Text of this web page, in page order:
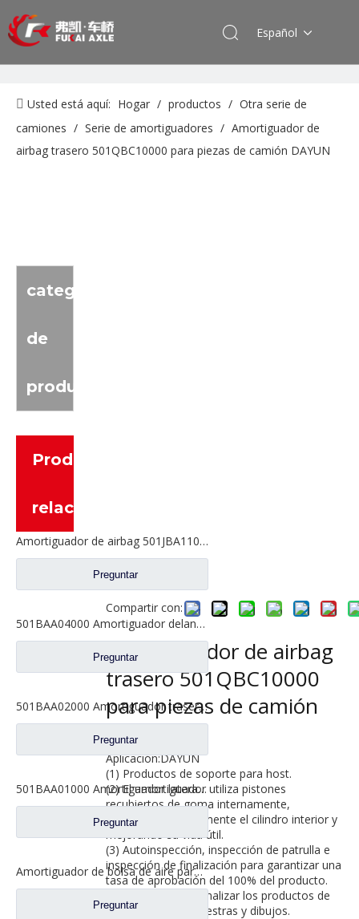
Español
Usted está aquí: Hogar / productos / Otra serie de
camiones / Serie de amortiguadores / Amortiguador de
airbag trasero 501QBC10000 para piezas de camión DAYUN
categoria
de
producto
Productos
relacionados
Amortiguador de airbag 501JBA11000 para piezas de camión DAYUN
Preguntar
501BAA04000 Amortiguador delantero para piezas de camiones DAYUN
Preguntar
501BAA02000 Amortiguador trasero para piezas de camiones DAYUN
Preguntar
501BAA01000 Amortiguador lateral de cabina para piezas de camión DAYUN
Preguntar
Amortiguador de bolsa de aire para repuestos de camiones SANY 61020126
Preguntar
Compartir con:
Amortiguador de airbag
trasero 501QBC10000
para piezas de camión
DAYUN
Aplicación:DAYUN
(1) Productos de soporte para host.
(2) El amortiguador utiliza pistones
recubiertos de goma internamente,
protegiendo eficazmente el cilindro interior y
mejorando su vida útil.
(3) Autoinspección, inspección de patrulla e
inspección de finalización para garantizar una
tasa de aprobación del 100% del producto.
(4) Podemos personalizar los productos de
producción con muestras y dibujos.